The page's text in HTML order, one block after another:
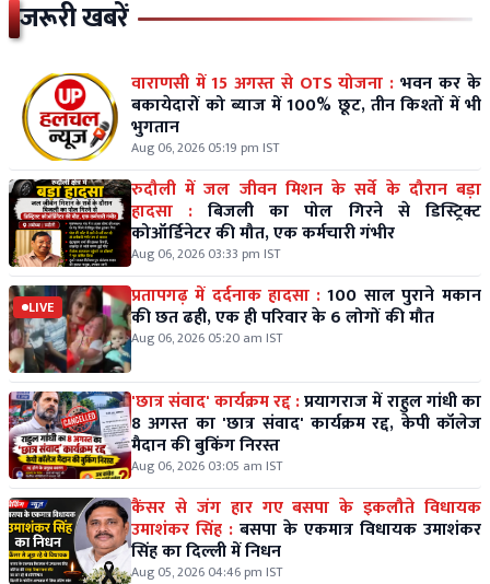
जरूरी खबरें
वाराणसी में 15 अगस्त से OTS योजना : भवन कर के
बकायेदारों को ब्याज में 100% छूट, तीन किश्तों में भी
भुगतान
Aug 06, 2026 05:19 pm IST
रुदौली में जल जीवन मिशन के सर्वे के दौरान बड़ा
हादसा : बिजली का पोल गिरने से डिस्ट्रिक्ट
कोऑर्डिनेटर की मौत, एक कर्मचारी गंभीर
Aug 06, 2026 03:33 pm IST
LIVE प्रतापगढ़ में दर्दनाक हादसा : 100 साल पुराने मकान
की छत ढही, एक ही परिवार के 6 लोगों की मौत
Aug 06, 2026 05:20 am IST
'छात्र संवाद' कार्यक्रम रद्द :प्रयागराज में राहुल गांधी का
8 अगस्त का 'छात्र संवाद' कार्यक्रम रद्द, केपी कॉलेज
मैदान की बुकिंग निरस्त
Aug 06, 2026 03:05 am IST
कैंसर से जंग हार गए बसपा के इकलौते विधायक
उमाशंकर सिंह : बसपा के एकमात्र विधायक उमाशंकर
सिंह का दिल्ली में निधन
Aug 05, 2026 04:46 pm IST